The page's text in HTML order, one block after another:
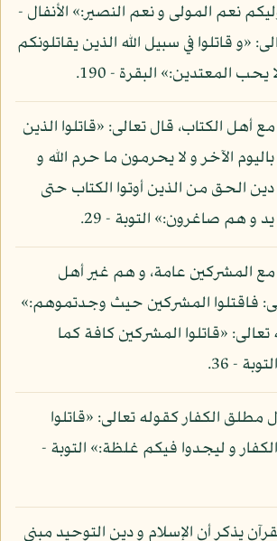
نعم المولى و نعم النصير:» الأنفال -
«و قاتلوا في سبيل الله الذين يقاتلونكم
يحب المعتدين:» البقرة - 190.
مع أهل الكتاب، قال تعالى: «قاتلوا الذين
باليوم الآخر و لا يحرمون ما حرم الله و
دين الحق من الذين أوتوا الكتاب حتى
و هم صاغرون:» التوبة - 29.
مع المشركين عامة، و هم غير أهل
فاقتلوا المشركين حيث وجدتموهم:»
كقوله تعالى: «قاتلوا المشركين كافة كما
- 36.
مطلق الكفار كقوله تعالى: «قاتلوا
و ليجدوا فيكم غلظة:» التوبة -
يذكر أن الإسلام و دين التوحيد مبني